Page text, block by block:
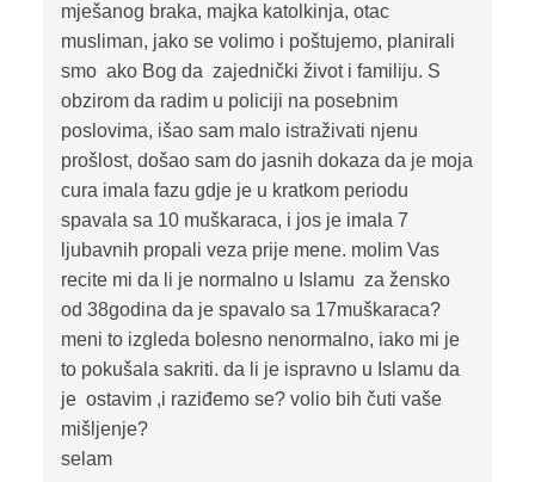
mješanog braka, majka katolkinja, otac
musliman, jako se volimo i poštujemo, planirali
smo ako Bog da zajednički život i familiju. S
obzirom da radim u policiji na posebnim
poslovima, išao sam malo istraživati njenu
prošlost, došao sam do jasnih dokaza da je moja
cura imala fazu gdje je u kratkom periodu
spavala sa 10 muškaraca, i jos je imala 7
ljubavnih propali veza prije mene. molim Vas
recite mi da li je normalno u Islamu za žensko
od 38godina da je spavalo sa 17muškaraca?
meni to izgleda bolesno nenormalno, iako mi je
to pokušala sakriti. da li je ispravno u Islamu da
je ostavim ,i raziđemo se? volio bih čuti vaše
mišljenje?
selam